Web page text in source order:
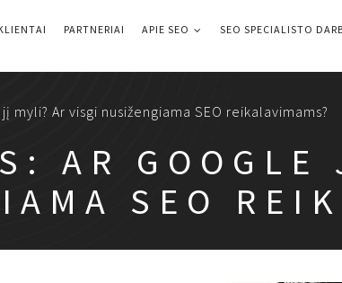
PARTNERIAI APIE SEO SEO SPECIALISTO
myli? Ar visgi nusižengiama SEO reikalavimams?
AR
SEO